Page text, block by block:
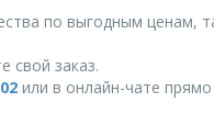
по выгодным ценам,
свой заказ.
или в онлайн-чате прямо